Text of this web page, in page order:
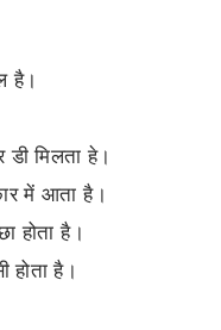
है।
मिलता हे।
में आता है।
होता है।
होता है।